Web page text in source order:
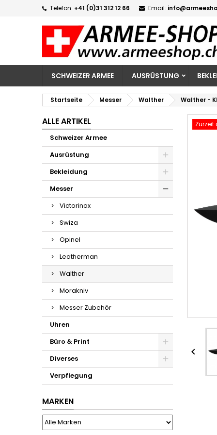
Telefon: +41 (0)31 312 12 66 Email:
SCHWEIZER ARMEE AUSRÜSTUNG
Startseite Messer Walther Walther -
ALLE ARTIKEL
Schweizer Armee
Ausrüstung
Bekleidung
Messer
Victorinox
Swiza
Opinel
Leatherman
Walther
Morakniv
Messer Zubehör
Uhren
Büro & Print
Diverses
Verpflegung
MARKEN

add_circle_outline